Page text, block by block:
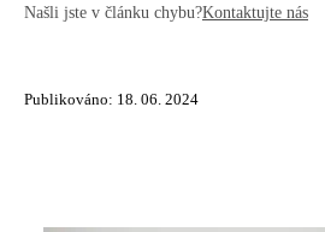
Našli jste v článku chybu?Kontaktujte nás
Publikováno: 18. 06. 2024